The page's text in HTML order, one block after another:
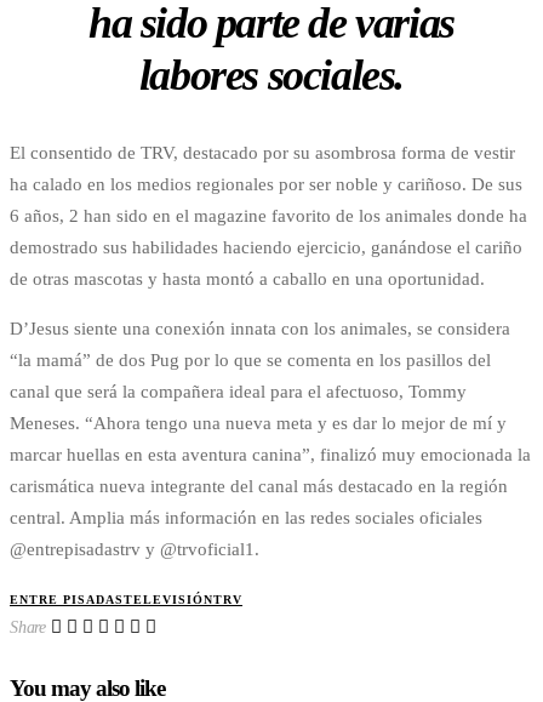
ha sido parte de varias
labores sociales.
El consentido de TRV, destacado por su asombrosa forma de vestir
ha calado en los medios regionales por ser noble y cariñoso. De sus
6 años, 2 han sido en el magazine favorito de los animales donde ha
demostrado sus habilidades haciendo ejercicio, ganándose el cariño
de otras mascotas y hasta montó a caballo en una oportunidad.
D’Jesus siente una conexión innata con los animales, se considera
“la mamá” de dos Pug por lo que se comenta en los pasillos del
canal que será la compañera ideal para el afectuoso, Tommy
Meneses. “Ahora tengo una nueva meta y es dar lo mejor de mí y
marcar huellas en esta aventura canina”, finalizó muy emocionada la
carismática nueva integrante del canal más destacado en la región
central. Amplia más información en las redes sociales oficiales
@entrepisadastrv y @trvoficial1.
ENTRE PISADASTELEVISIÓNTRV
Share
You may also like